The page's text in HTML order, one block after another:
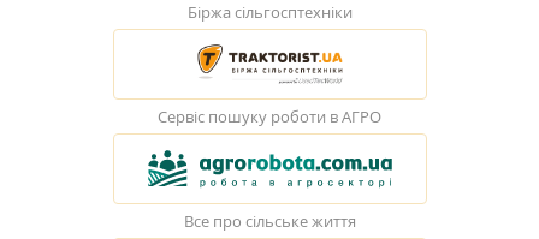
Біржа сільгосптехніки
Сервіс пошуку роботи в АГРО
Все про сільське життя